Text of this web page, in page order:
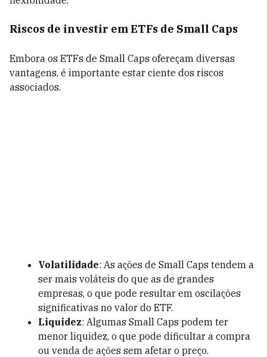
Riscos de investir em ETFs de Small Caps
Embora os ETFs de Small Caps ofereçam diversas
vantagens, é importante estar ciente dos riscos
associados.
Volatilidade: As ações de Small Caps tendem a
ser mais voláteis do que as de grandes
empresas, o que pode resultar em oscilações
significativas no valor do ETF.
Liquidez: Algumas Small Caps podem ter
menor liquidez, o que pode dificultar a compra
ou venda de ações sem afetar o preço.